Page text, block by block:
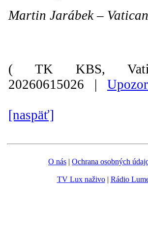
Martin Jarábek –
( TK KBS,
20260615026 |
[naspäť]
O nás | Ochrana osobných
TV Lux naživo| Rádio